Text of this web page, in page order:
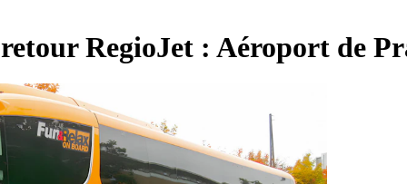
RegioJet : Aéroport de